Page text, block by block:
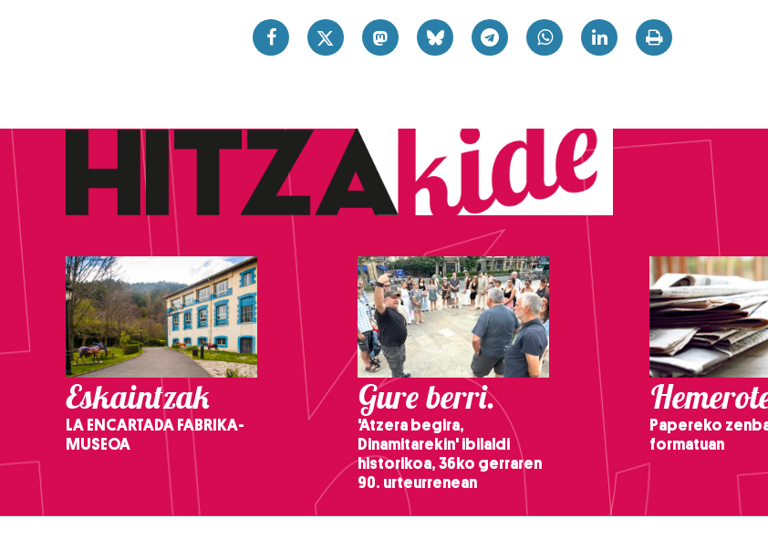
Eskaintzak
LA ENCARTADA FABRIKA-
MUSEOA
Gure berri.
'Atzera begira,
Dinamitarekin' ibilaldi
historikoa, 36ko gerraren
90. urteurrenean
Papereko
formatuan